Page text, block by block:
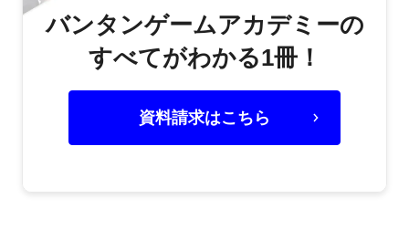
バンタンゲームアカデミーの
すべてがわかる1冊！
資料請求はこちら